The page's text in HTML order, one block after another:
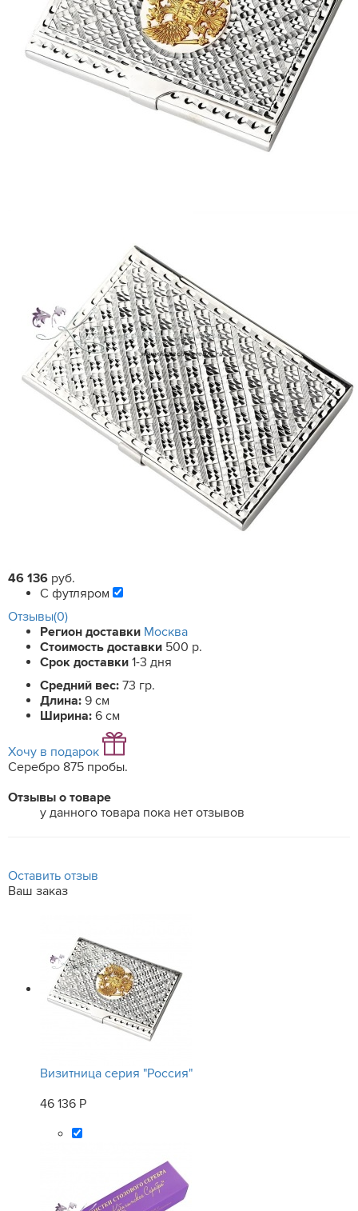
46 136 руб.
С футляром
Отзывы(0)
Регион доставки Москва
Стоимость доставки 500 р.
Срок доставки 1-3 дня
Средний вес: 73 гр.
Длина: 9 см
Ширина: 6 см
Хочу в подарок
Серебро 875 пробы.
Отзывы о товаре
у данного товара пока нет отзывов
Оставить отзыв
Ваш заказ
Визитница серия "Россия"
46 136 Р